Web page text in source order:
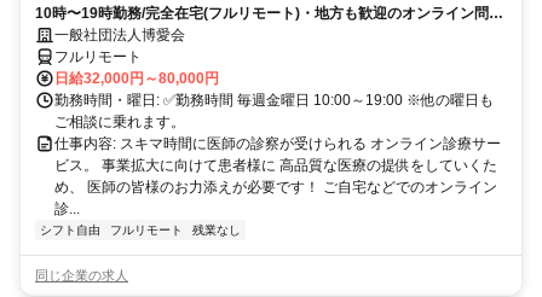
10時〜19時勤務/完全在宅(フルリモート)・地方も歓迎のオンライン問診
業務一般社団法人博愛会
フルリモート
日給32,000円～80,000円
勤務時間・曜日: ✅勤務時間 毎週金曜日 10:00～19:00 ※他の曜日も
ご相談に乗れます。
仕事内容: スキマ時間に医師の診察が受けられる オンライン診療サー
ビス。 事業拡大に向けて患者様に 高品質な医療の提供をしていくた
め、 医師の皆様のお力添えが必要です！ ご自宅などでのオンライン
診...
シフト自由 フルリモート 残業なし
同じ企業の求人